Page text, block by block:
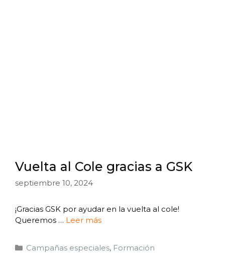
Vuelta al Cole gracias a GSK
septiembre 10, 2024
¡Gracias GSK por ayudar en la vuelta al cole!
Queremos … Leer más
Campañas especiales, Formación